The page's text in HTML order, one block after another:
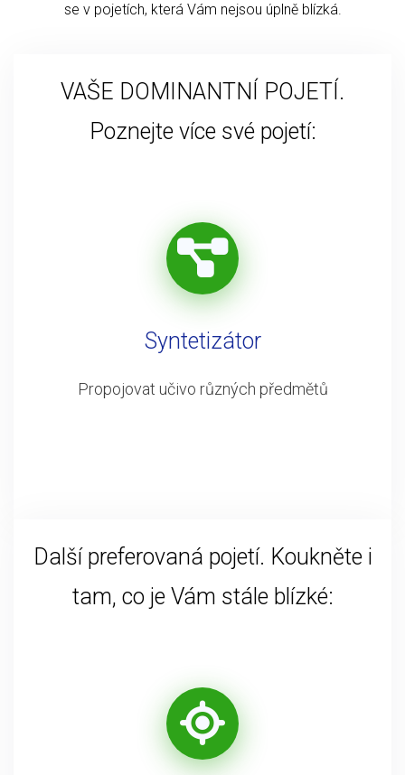
se v pojetích, která Vám nejsou úplně blízká.
VAŠE DOMINANTNÍ POJETÍ.
Poznejte více své pojetí:
Syntetizátor
Propojovat učivo různých předmětů
Další preferovaná pojetí. Koukněte i
tam, co je Vám stále blízké: